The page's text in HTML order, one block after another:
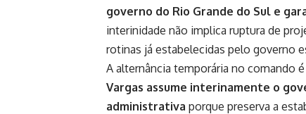
governo do Rio Grande do Sul e
interinidade não implica ruptura de
rotinas já estabelecidas pelo governo
A alternância temporária no comando
Vargas assume interinamente o
administrativa porque preserva a